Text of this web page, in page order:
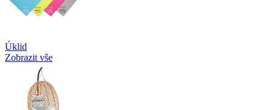
Úklid
Zobrazit vše